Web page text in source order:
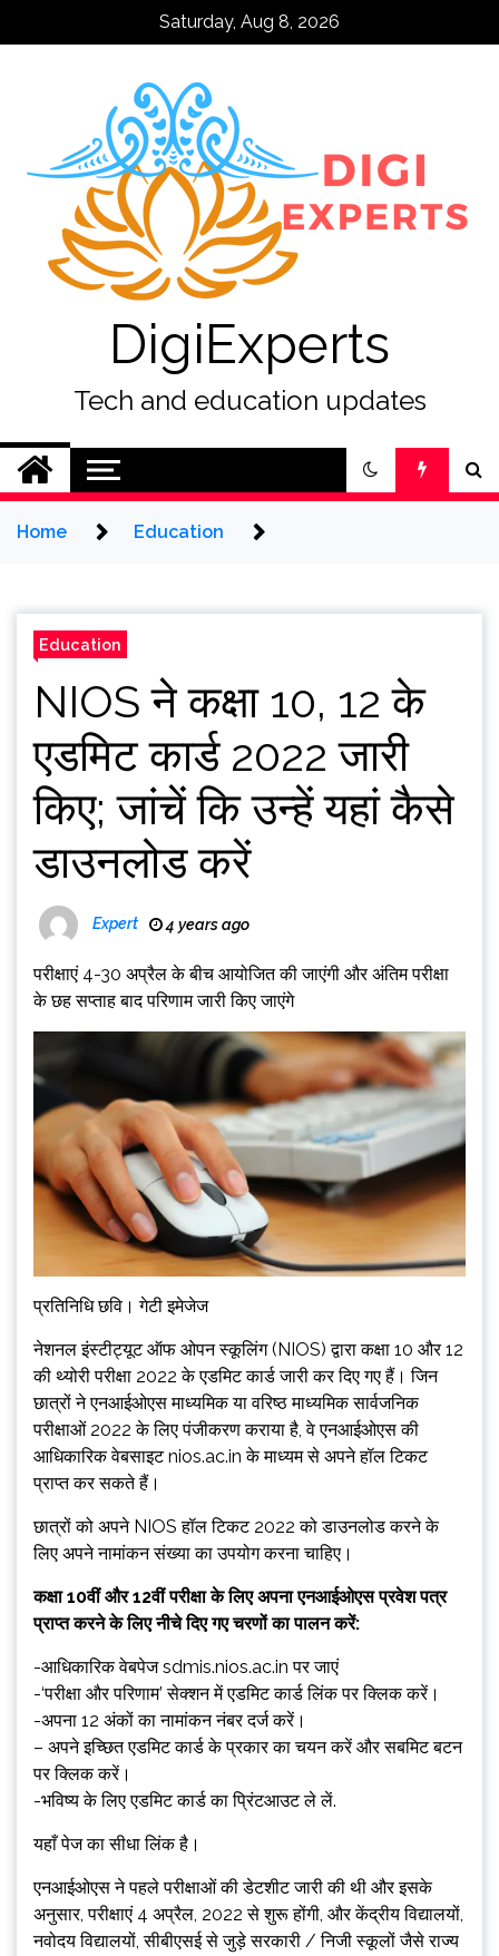
Saturday, Aug 8, 2026
DigiExperts
Tech and education updates
Home Education
Education
NIOS ने कक्षा 10, 12 के
एडमिट कार्ड 2022 जारी
किए; जांचें कि उन्हें यहां कैसे
डाउनलोड करें
Expert 4 years ago
परीक्षाएं 4-30 अप्रैल के बीच आयोजित की जाएंगी और अंतिम परीक्षा
के छह सप्ताह बाद परिणाम जारी किए जाएंगे
प्रतिनिधि छवि। गेटी इमेजेज
नेशनल इंस्टीट्यूट ऑफ ओपन स्कूलिंग (NIOS) द्वारा कक्षा 10 और 12
की थ्योरी परीक्षा 2022 के एडमिट कार्ड जारी कर दिए गए हैं। जिन
छात्रों ने एनआईओएस माध्यमिक या वरिष्ठ माध्यमिक सार्वजनिक
परीक्षाओं 2022 के लिए पंजीकरण कराया है, वे एनआईओएस की
आधिकारिक वेबसाइट nios.ac.in के माध्यम से अपने हॉल टिकट
प्राप्त कर सकते हैं।
छात्रों को अपने NIOS हॉल टिकट 2022 को डाउनलोड करने के
लिए अपने नामांकन संख्या का उपयोग करना चाहिए।
कक्षा 10वीं और 12वीं परीक्षा के लिए अपना एनआईओएस प्रवेश पत्र
प्राप्त करने के लिए नीचे दिए गए चरणों का पालन करें:
-आधिकारिक वेबपेज sdmis.nios.ac.in पर जाएं
-‘परीक्षा और परिणाम’ सेक्शन में एडमिट कार्ड लिंक पर क्लिक करें।
-अपना 12 अंकों का नामांकन नंबर दर्ज करें।
– अपने इच्छित एडमिट कार्ड के प्रकार का चयन करें और सबमिट बटन
पर क्लिक करें।
-भविष्य के लिए एडमिट कार्ड का प्रिंटआउट ले लें.
यहाँ पेज का सीधा लिंक है।
एनआईओएस ने पहले परीक्षाओं की डेटशीट जारी की थी और इसके
अनुसार, परीक्षाएं 4 अप्रैल, 2022 से शुरू होंगी, और केंद्रीय विद्यालयों,
नवोदय विद्यालयों, सीबीएसई से जुड़े सरकारी / निजी स्कूलों जैसे राज्य